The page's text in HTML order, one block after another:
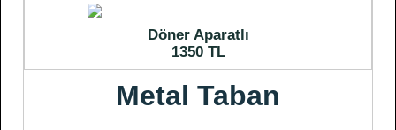
Döner Aparatlı
1350 TL
Metal Taban